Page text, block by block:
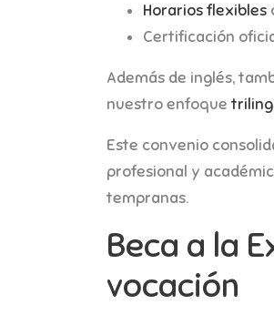
Horarios flexibles
Certificación
Además de inglés,
nuestro enfoque
Este convenio
profesional y
tempranas.
Beca a la
vocación